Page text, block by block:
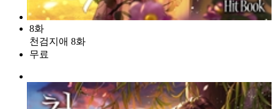
8화
천검지애 8화
무료